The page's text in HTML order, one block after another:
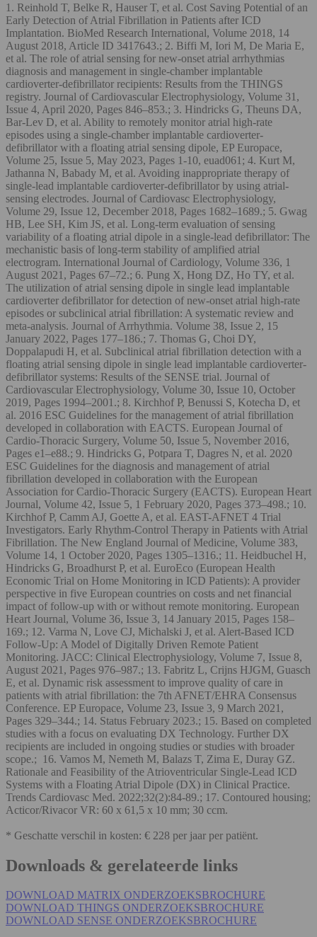
1. Reinhold T, Belke R, Hauser T, et al. Cost Saving Potential of an
Early Detection of Atrial Fibrillation in Patients after ICD
Implantation. BioMed Research International, Volume 2018, 14
August 2018, Article ID 3417643.; 2. Biffi M, Iori M, De Maria E,
et al. The role of atrial sensing for new-onset atrial arrhythmias
diagnosis and management in single-chamber implantable
cardioverter-defibrillator recipients: Results from the THINGS
registry. Journal of Cardiovascular Electrophysiology, Volume 31,
Issue 4, April 2020, Pages 846–853.; 3. Hindricks G, Theuns DA,
Bar-Lev D, et al. Ability to remotely monitor atrial high-rate
episodes using a single-chamber implantable cardioverter-
defibrillator with a floating atrial sensing dipole, EP Europace,
Volume 25, Issue 5, May 2023, Pages 1-10, euad061; 4. Kurt M,
Jathanna N, Babady M, et al. Avoiding inappropriate therapy of
single-lead implantable cardioverter-defibrillator by using atrial-
sensing electrodes. Journal of Cardiovasc Electrophysiology,
Volume 29, Issue 12, December 2018, Pages 1682–1689.; 5. Gwag
HB, Lee SH, Kim JS, et al. Long-term evaluation of sensing
variability of a floating atrial dipole in a single-lead defibrillator: The
mechanistic basis of long-term stability of amplified atrial
electrogram. International Journal of Cardiology, Volume 336, 1
August 2021, Pages 67–72.; 6. Pung X, Hong DZ, Ho TY, et al.
The utilization of atrial sensing dipole in single lead implantable
cardioverter defibrillator for detection of new-onset atrial high-rate
episodes or subclinical atrial fibrillation: A systematic review and
meta-analysis. Journal of Arrhythmia. Volume 38, Issue 2, 15
January 2022, Pages 177–186.; 7. Thomas G, Choi DY,
Doppalapudi H, et al. Subclinical atrial fibrillation detection with a
floating atrial sensing dipole in single lead implantable cardioverter-
defibrillator systems: Results of the SENSE trial. Journal of
Cardiovascular Electrophysiology, Volume 30, Issue 10, October
2019, Pages 1994–2001.; 8. Kirchhof P, Benussi S, Kotecha D, et
al. 2016 ESC Guidelines for the management of atrial fibrillation
developed in collaboration with EACTS. European Journal of
Cardio-Thoracic Surgery, Volume 50, Issue 5, November 2016,
Pages e1–e88.; 9. Hindricks G, Potpara T, Dagres N, et al. 2020
ESC Guidelines for the diagnosis and management of atrial
fibrillation developed in collaboration with the European
Association for Cardio-Thoracic Surgery (EACTS). European Heart
Journal, Volume 42, Issue 5, 1 February 2020, Pages 373–498.; 10.
Kirchhof P, Camm AJ, Goette A, et al. EAST-AFNET 4 Trial
Investigators. Early Rhythm-Control Therapy in Patients with Atrial
Fibrillation. The New England Journal of Medicine, Volume 383,
Volume 14, 1 October 2020, Pages 1305–1316.; 11. Heidbuchel H,
Hindricks G, Broadhurst P, et al. EuroEco (European Health
Economic Trial on Home Monitoring in ICD Patients): A provider
perspective in five European countries on costs and net financial
impact of follow-up with or without remote monitoring. European
Heart Journal, Volume 36, Issue 3, 14 January 2015, Pages 158–
169.; 12. Varma N, Love CJ, Michalski J, et al. Alert-Based ICD
Follow-Up: A Model of Digitally Driven Remote Patient
Monitoring. JACC: Clinical Electrophysiology, Volume 7, Issue 8,
August 2021, Pages 976–987.; 13. Fabritz L, Crijns HJGM, Guasch
E, et al. Dynamic risk assessment to improve quality of care in
patients with atrial fibrillation: the 7th AFNET/EHRA Consensus
Conference. EP Europace, Volume 23, Issue 3, 9 March 2021,
Pages 329–344.; 14. Status February 2023.; 15. Based on completed
studies with a focus on evaluating DX Technology. Further DX
recipients are included in ongoing studies or studies with broader
scope.; 16. Vamos M, Nemeth M, Balazs T, Zima E, Duray GZ.
Rationale and Feasibility of the Atrioventricular Single-Lead ICD
Systems with a Floating Atrial Dipole (DX) in Clinical Practice.
Trends Cardiovasc Med. 2022;32(2):84-89.; 17. Contoured housing;
Acticor/Rivacor VR: 60 x 61,5 x 10 mm; 30 ccm.
* Geschatte verschil in kosten: € 228 per jaar per patiënt.
Downloads & gerelateerde links
DOWNLOAD MATRIX ONDERZOEKSBROCHURE
DOWNLOAD THINGS ONDERZOEKSBROCHURE
DOWNLOAD SENSE ONDERZOEKSBROCHURE